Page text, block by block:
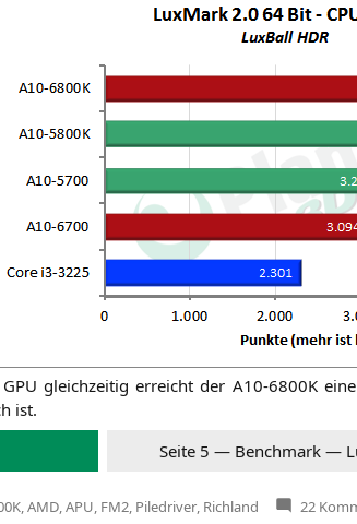
GPU gleich­zei­tig erreicht der A10-6800K
ist.
Sei­te 5 — Bench­mark —
AMD APU FM2 Piledriver Richland 22